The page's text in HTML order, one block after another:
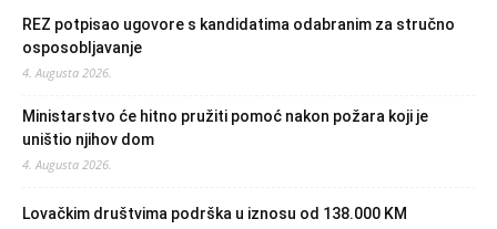
REZ potpisao ugovore s kandidatima odabranim za stručno
osposobljavanje
4. Augusta 2026.
Ministarstvo će hitno pružiti pomoć nakon požara koji je
uništio njihov dom
4. Augusta 2026.
Lovačkim društvima podrška u iznosu od 138.000 KM